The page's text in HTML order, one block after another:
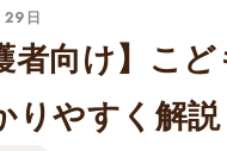
日
者向け】こ
りやすく解説